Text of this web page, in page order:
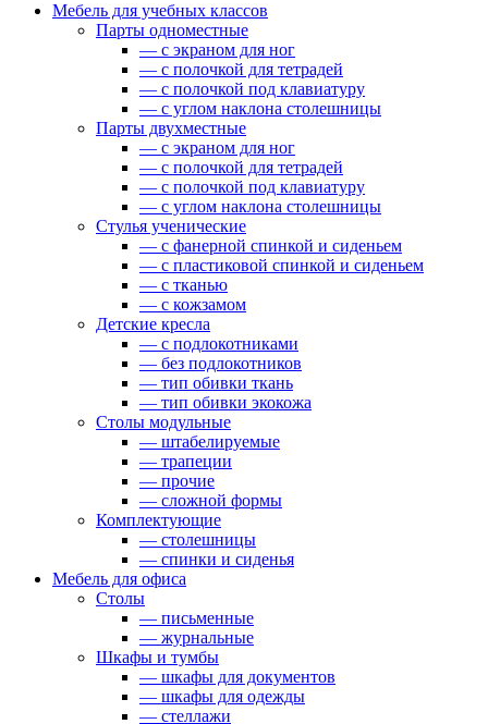
Мебель для учебных классов
Парты одноместные
— c экраном для ног
— c полочкой для тетрадей
— c полочкой под клавиатуру
— c углом наклона столешницы
Парты двухместные
— c экраном для ног
— c полочкой для тетрадей
— c полочкой под клавиатуру
— c углом наклона столешницы
Стулья ученические
— c фанерной спинкой и сиденьем
— c пластиковой спинкой и сиденьем
— c тканью
— c кожзамом
Детские кресла
— с подлокотниками
— без подлокотников
— тип обивки ткань
— тип обивки экокожа
Столы модульные
— штабелируемые
— трапеции
— прочие
— сложной формы
Комплектующие
— столешницы
— спинки и сиденья
Мебель для офиса
Столы
— письменные
— журнальные
Шкафы и тумбы
— шкафы для документов
— шкафы для одежды
— стеллажи